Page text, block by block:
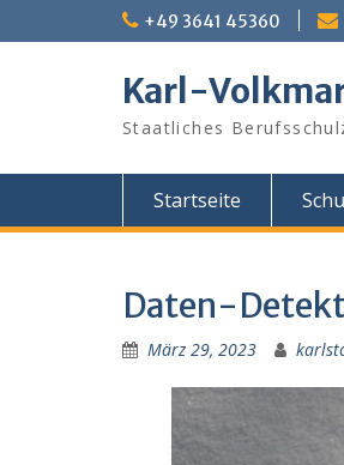
to
+49 3641 45360
Karl-
Staatliches
Startseite
Daten-
März 29, 2023